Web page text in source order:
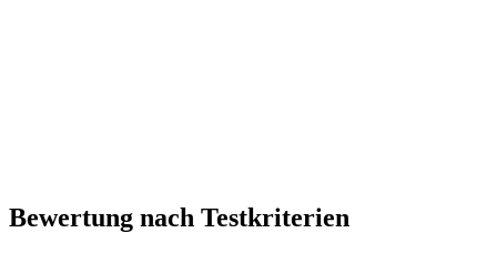
Bewertung nach Testkriterien